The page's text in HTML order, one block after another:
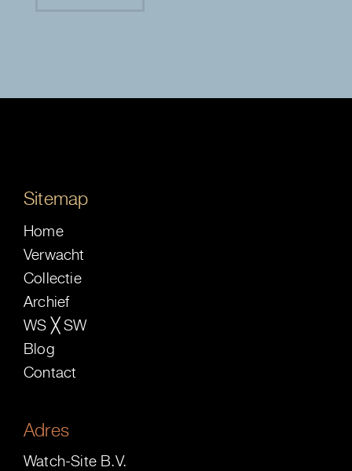
Sitemap
Home
Verwacht
Collectie
Archief
WS ╳ SW
Blog
Contact
Adres
Watch-Site B.V.